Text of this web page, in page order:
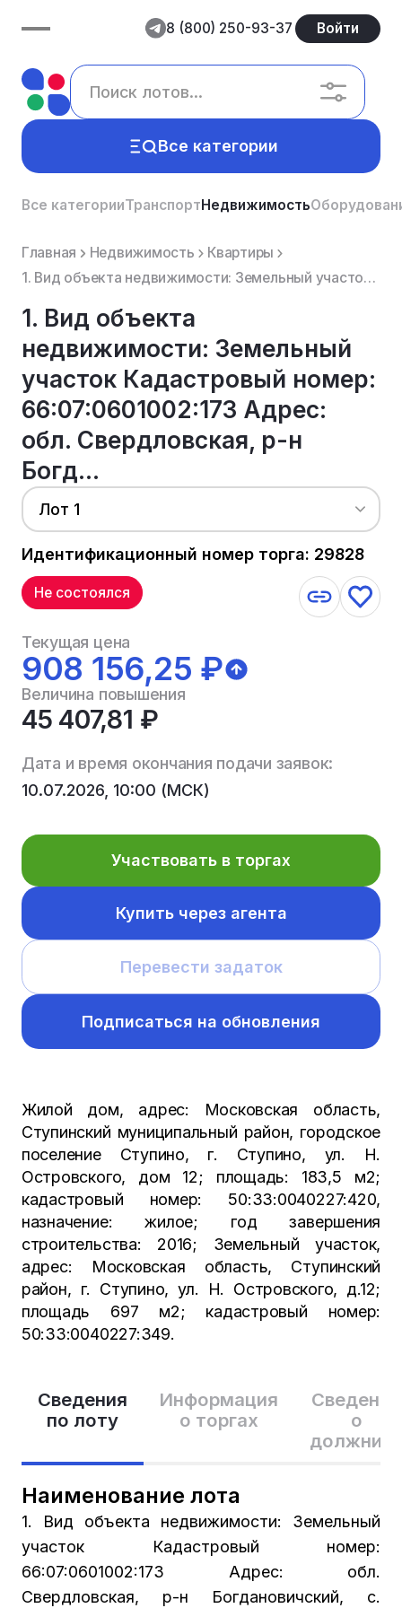
8 (800) 250-93-37 Войти
Все категории
Все категорииТранспортНедвижимость
Главная Недвижимость
Квартиры
1. Вид объекта недвижимости: Земельный участок Кадастровый номер: 66:07:0601002:173 Адрес: обл. Св...
1. Вид объекта
недвижимости: Земельный
участок Кадастровый номер:
66:07:0601002:173 Адрес:
обл. Свердловская, р-н
Богд...
Лот 1
Идентификационный номер торга: 29828
Сведения
по лоту
Информация
о торгах
Сведения
о
Наименование лота
1. Вид объекта недвижимости: Земельный
участок Кадастровый номер:
66:07:0601002:173 Адрес: обл.
Свердловская, р-н Богдановичский, с.
Не состоялся
Текущая цена
908 156,25 ₽
Величина повышения
45 407,81 ₽
Дата и время окончания подачи заявок:
10.07.2026, 10:00 (МСК)
Участвовать в торгах
Купить через агента
Перевести задаток
Подписаться на обновления
Жилой дом, адрес: Московская область,
Ступинский муниципальный район, городское
поселение Ступино, г. Ступино, ул. Н.
Островского, дом 12; площадь: 183,5 м2;
кадастровый номер: 50:33:0040227:420,
назначение: жилое; год завершения
строительства: 2016; Земельный участок,
адрес: Московская область, Ступинский
район, г. Ступино, ул. Н. Островского, д.12;
площадь 697 м2; кадастровый номер:
50:33:0040227:349.